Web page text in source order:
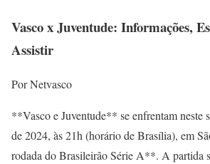
Vasco x Juventude: Informações,
Assistir
Por Netvasco
**Vasco e Juventude** se enfrentam neste
de 2024, às 21h (horário de Brasília), em
rodada do Brasileirão Série A**. A partida